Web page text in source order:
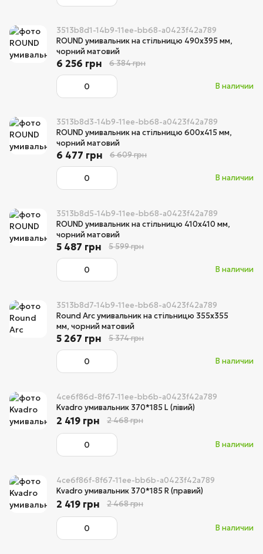
3513b8d1-14b9-11ee-bb68-a0423f42a789
ROUND умивальник на стільницю 490х395 мм,
чорний матовий
В наличии
6 256 грн 6 384 грн
3513b8d3-14b9-11ee-bb68-a0423f42a789
ROUND умивальник на стільницю 600х415 мм,
чорний матовий
В наличии
6 477 грн 6 609 грн
3513b8d5-14b9-11ee-bb68-a0423f42a789
ROUND умивальник на стільницю 410х410 мм,
чорний матовий
В наличии
5 487 грн 5 599 грн
3513b8d7-14b9-11ee-bb68-a0423f42a789
Round Arc умивальник на стільницю 355х355
мм, чорний матовий
В наличии
5 267 грн 5 374 грн
4ce6f86d-8f67-11ee-bb6b-a0423f42a789
Kvadro умивальник 370*185 L (лівий)
В наличии
2 419 грн 2 468 грн
4ce6f86f-8f67-11ee-bb6b-a0423f42a789
Kvadro умивальник 370*185 R (правий)
В наличии
2 419 грн 2 468 грн